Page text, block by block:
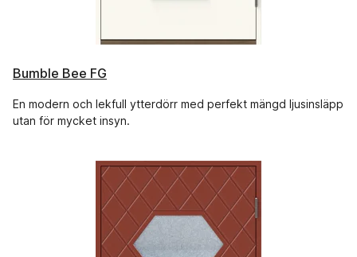
Bumble Bee FG
En modern och lekfull ytterdörr med perfekt mängd ljusinsläpp
utan för mycket insyn.